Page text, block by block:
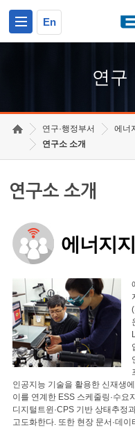
En
연구
연구·행정부서
에너
연구소 소개
연구소 소개
에너지
인공지능 기술을 활용한 신재생
이를 연계한 ESS 스케줄링·수요
디지털트윈·CPS 기반 상태추정
고도화한다. 또한 현장 문서·데